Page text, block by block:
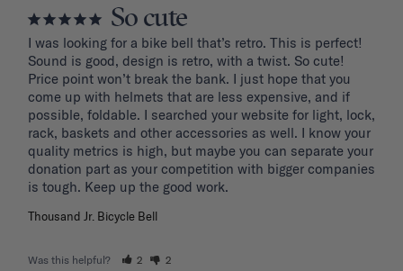
So cute
I was looking for a bike bell that’s retro. This is perfect!
Sound is good, design is retro, with a twist. So cute!
Price point won’t break the bank. I just hope that you
come up with helmets that are less expensive, and if
possible, foldable. I searched your website for light, lock,
rack, baskets and other accessories as well. I know your
quality metrics is high, but maybe you can separate your
donation part as your competition with bigger companies
Thousand Jr. Bicycle Bell
Was this helpful? 2 2